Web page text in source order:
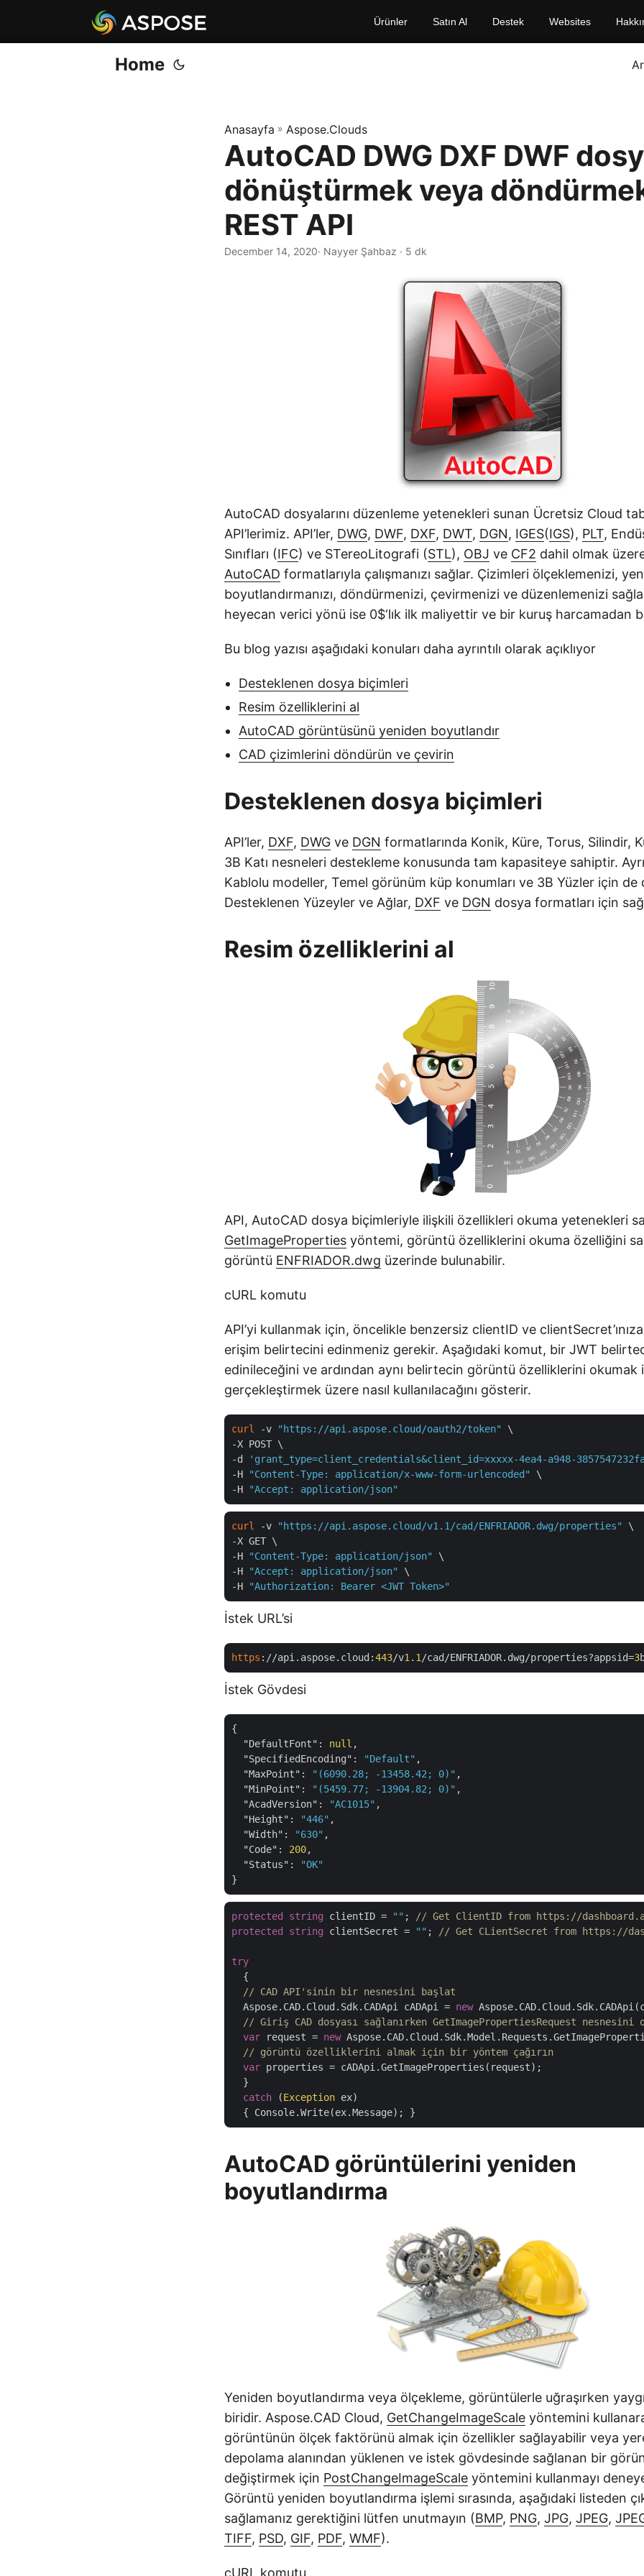
Ürünler Satın Al Destek Websites
Home
Anasayfa » Aspose.Clouds
AutoCAD DWG DXF DWF
dönüştürmek veya
REST API
December 14, 2020· Nayyer Şahbaz · 5 dk
AutoCAD dosyalarını düzenleme yetenekleri sunan Ücretsiz Cloud
API’lerimiz. API’ler, DWG, DWF, DXF, DWT, DGN, IGES(IGS), PLT,
Sınıfları (IFC) ve STereoLitografi (STL), OBJ ve CF2 dahil olmak
AutoCAD formatlarıyla çalışmanızı sağlar. Çizimleri ölçeklemenizi,
boyutlandırmanızı, döndürmenizi, çevirmenizi ve düzenlemenizi
heyecan verici yönü ise 0$‘lık ilk maliyettir ve bir kuruş harcamadan
Bu blog yazısı aşağıdaki konuları daha ayrıntılı olarak açıklıyor
Desteklenen dosya biçimleri
Resim özelliklerini al
AutoCAD görüntüsünü yeniden boyutlandır
CAD çizimlerini döndürün ve çevirin
Desteklenen dosya biçimleri
API’ler, DXF, DWG ve DGN formatlarında Konik, Küre, Torus, Silindir,
3B Katı nesneleri destekleme konusunda tam kapasiteye sahiptir.
Kablolu modeller, Temel görünüm küp konumları ve 3B Yüzler için de
Desteklenen Yüzeyler ve Ağlar, DXF ve DGN dosya formatları için
Resim özelliklerini al
API, AutoCAD dosya biçimleriyle ilişkili özellikleri okuma yetenekleri
GetImageProperties yöntemi, görüntü özelliklerini okuma özelliğini
görüntü ENFRIADOR.dwg üzerinde bulunabilir.
cURL komutu
API’yi kullanmak için, öncelikle benzersiz clientID ve
erişim belirtecini edinmeniz gerekir. Aşağıdaki komut, bir JWT
edinileceğini ve ardından aynı belirtecin görüntü özelliklerini okumak
gerçekleştirmek üzere nasıl kullanılacağını gösterir.
curl -v "https://api.aspose.cloud/oauth2/token"
\
-X POST \
-d
'grant_type=client_credentials&client_id=xxxxx-4ea4-a948-
-H
"Content-Type: application/x-www-form-urlencoded"
\
-H
"Accept: application/json"
curl -v "https://api.aspose.cloud/v1.1/cad/ENFRIADOR.dwg/properties"
\
-X GET \
-H
"Content-Type: application/json"
\
-H
"Accept: application/json"
\
-H
"Authorization: Bearer <JWT Token>"
İstek URL’si
https ://api.aspose.cloud:443/v1 . 1 /cad/ENFRIADOR.dwg/properties?appsid=3
İstek Gövdesi
{
"DefaultFont" : null ,
"SpecifiedEncoding" : "Default" ,
"MaxPoint" : "(6090.28; -13458.42; 0)" ,
"MinPoint" : "(5459.77; -13904.82; 0)" ,
"AcadVersion" : "AC1015" ,
"Height" : "446" ,
"Width" : "630" ,
"Code" : 200,
"Status" :
"OK"
protected string clientID = "" ;
// Get ClientID from https://
protected
string clientSecret = "" ; // Get CLientSecret from https://
try
  {
// CAD API'sinin bir nesnesini başlat
  Aspose.CAD.Cloud.Sdk.CADApi cADApi =
new
// Giriş CAD dosyası sağlanırken GetImagePropertiesRequest nesnesini
var request = new
// görüntü özelliklerini almak için bir yöntem çağırın
var properties = cADApi.GetImageProperties(request);
  }
catch (Exception ex)
AutoCAD görüntülerini yeniden
boyutlandırma
Yeniden boyutlandırma veya ölçekleme, görüntülerle uğraşırken
biridir. Aspose.CAD Cloud, GetChangeImageScale yöntemini
görüntünün ölçek faktörünü almak için özellikler sağlayabilir veya
depolama alanından yüklenen ve istek gövdesinde sağlanan bir
değiştirmek için PostChangeImageScale yöntemini kullanmayı
Görüntü yeniden boyutlandırma işlemi sırasında, aşağıdaki listeden
sağlamanız gerektiğini lütfen unutmayın (BMP, PNG, JPG, JPEG,
TIFF, PSD, GIF, PDF, WMF).
cURL komutu